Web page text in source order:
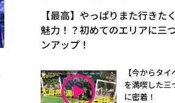
【最高】やっぱりまた行きた
魅力！？初めてのエリアに三
ンアップ！
【今からタ
を満喫した三
に密着！